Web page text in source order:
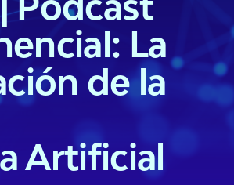
La
de la
Artificial